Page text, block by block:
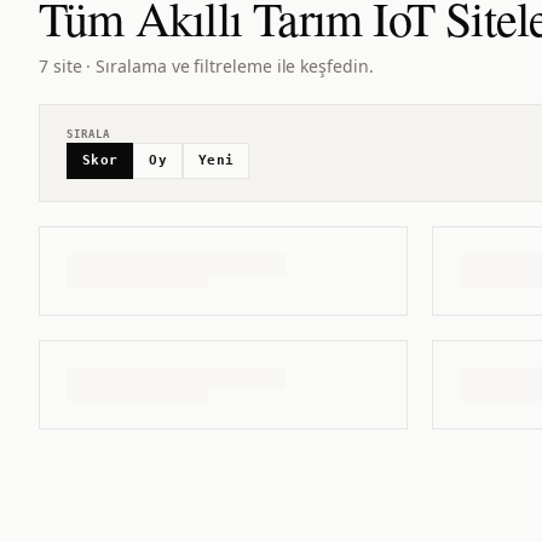
TümAkıllı Tarım IoT
7 site · Sıralama ve filtreleme ile keşfedin.
SIRALA
Skor Oy Yeni